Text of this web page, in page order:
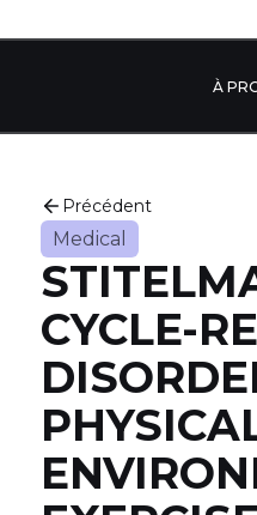
À
Précédent
Medical
CYCLE-